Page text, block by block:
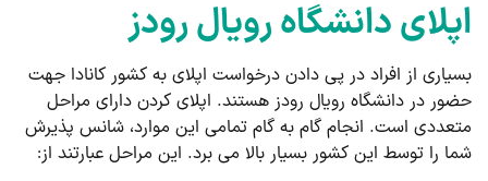
اپلای دانشگاه رویال رودز
بسیاری از افراد در پی دادن درخواست اپلای به کشور کانادا جهت
حضور در دانشگاه رویال رودز هستند. اپلای کردن دارای مراحل
متعددی است. انجام گام به گام تمامی این موارد، شانس پذیرش
شما را توسط این کشور بسیار بالا می برد. این مراحل عبارتند از: